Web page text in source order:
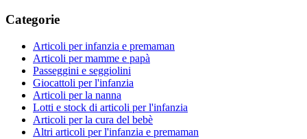
Categorie
Articoli per infanzia e premaman
Articoli per mamme e papà
Passeggini e seggiolini
Giocattoli per l'infanzia
Articoli per la nanna
Lotti e stock di articoli per l'infanzia
Articoli per la cura del bebè
Altri articoli per l'infanzia e premaman